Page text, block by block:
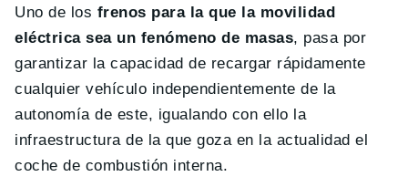
Uno de los frenos para la que la movilidad
eléctrica sea un fenómeno de masas, pasa por
garantizar la capacidad de recargar rápidamente
cualquier vehículo independientemente de la
autonomía de este, igualando con ello la
infraestructura de la que goza en la actualidad el
coche de combustión interna.